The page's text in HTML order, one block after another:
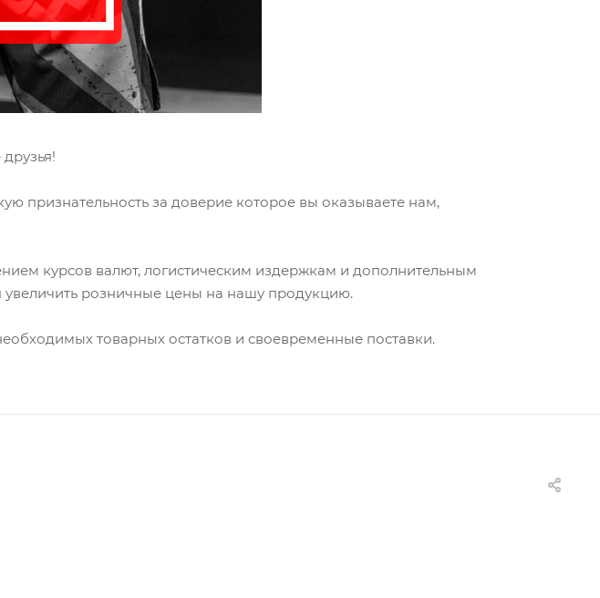
признательность за доверие которое вы оказываете нам,
курсов валют, логистическим издержкам и дополнительным
увеличить розничные цены на нашу продукцию.
товарных остатков и своевременные поставки.